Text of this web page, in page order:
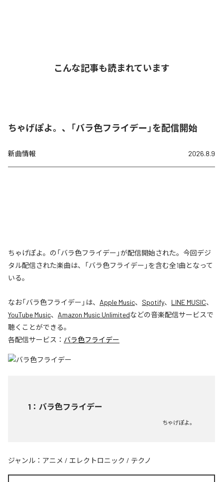
こんな記事も読まれています
ちゃげぽよ。、「バラ色フライデー」を配信開始
新曲情報 2026.8.9
ちゃげぽよ。の「バラ色フライデー」が配信開始された。今回デジ
タル配信された楽曲は、「バラ色フライデー」を含む全1曲となって
いる。
なお「バラ色フライデー 」は、 Apple Music、 Spotify、 LINE MUSIC、
YouTube Music、 Amazon Music Unlimitedなどの音楽配信サービスで
聴くことができる。
各配信サービス： バラ色フライデー
1 ： バラ色フライデー
ちゃげぽよ。
ジャンル： アニメ / エレクトロニック / テクノ